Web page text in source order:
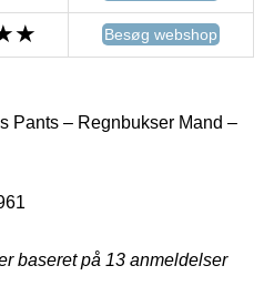
Besøg webshop
Pants – Regnbukser Mand –
baseret på 13 anmeldelser